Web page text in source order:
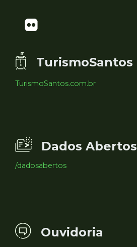
TurismoSantos
TurismoSantos.com.br
Dados Abertos
/dadosabertos
Ouvidoria